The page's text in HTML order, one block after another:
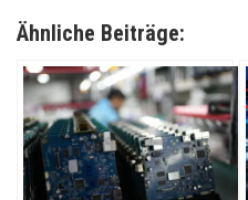
Ähnliche Beiträge: